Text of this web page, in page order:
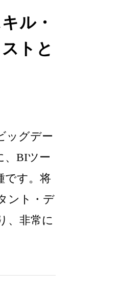
ル・
トと
ッグデー
、BIツー
です。将
ント・デ
、非常に